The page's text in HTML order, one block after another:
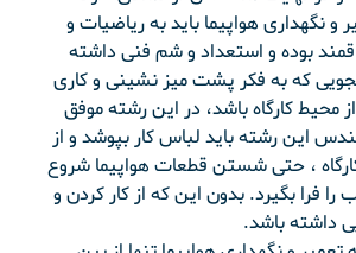
نگهداری هواپیما باید به ریاضیات و
بوده و استعداد و شم فنی داشته
که به فکر پشت میز نشینی و کاری
محیط کارگاه باشد، در این رشته موفق
این رشته باید لباس کار بپوشد و از
، حتی شستن قطعات هواپیما شروع
را فرا بگیرد. بدون این که از کار کردن و
داشته باشد.